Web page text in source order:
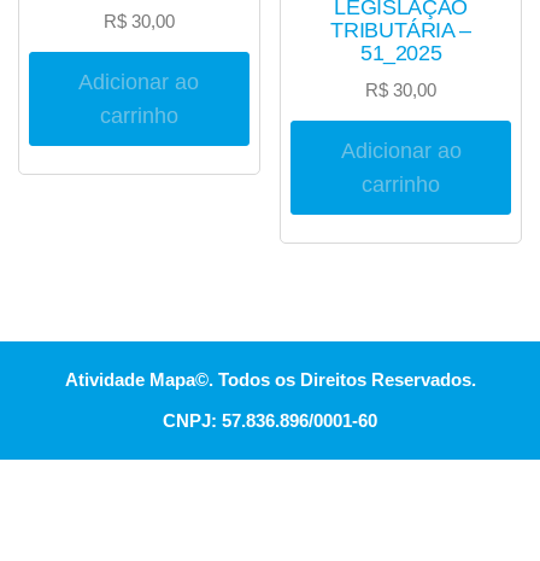
R$30,00
Adicionar ao
carrinho
LEGISLAÇÃO
TRIBUTÁRIA –
51_2025
R$ 30,00
Adicionar ao
carrinho
Atividade Mapa©. Todos os Direitos Reservados.
CNPJ: 57.836.896/0001-60